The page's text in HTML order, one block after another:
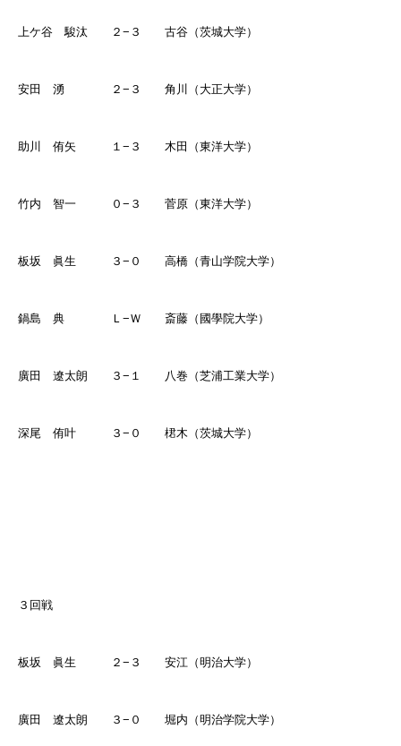
上ケ谷 駿汰 ２ − ３ 古谷（茨城大学）
安田 湧 ２ − ３ 角川（大正大学）
助川 侑矢 １ − ３ 木田（東洋大学）
竹内 智一 ０ − ３ 菅原（東洋大学）
板坂 眞生 ３ − ０ 高橋（青山学院大学）
鍋島 典 Ｌ −Ｗ 斎藤（國學院大学）
廣田 遼太朗 ３ − １ 八巻（芝浦工業大学）
深尾 侑叶 ３ − ０ 桾木（茨城大学）
３回戦
板坂 眞生 ２ − ３ 安江（明治大学）
廣田 遼太朗 ３ − ０ 堀内（明治学院大学）